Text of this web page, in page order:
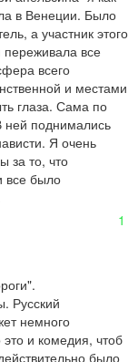
в Венеции. Было
а участник этого
переживала все
всего
и местами
глаза. Сама по
ней поднимались
Я очень
за то, что
все было
1
Русский
немного
и комедия, чтоб
было